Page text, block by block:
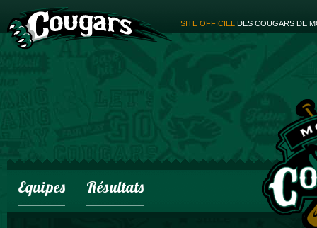
SITE OFFICIEL DES COUGARS DE
Equipes Résultats